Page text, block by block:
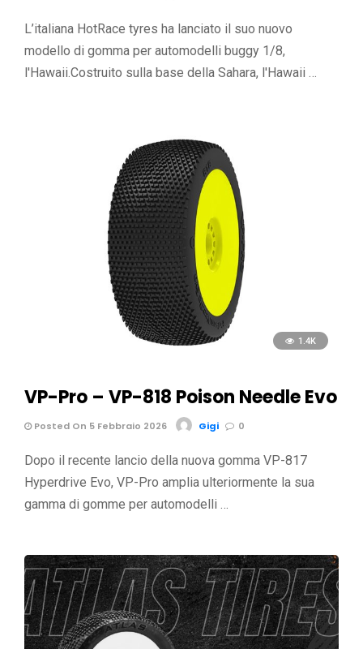
L’italiana HotRace tyres ha lanciato il suo nuovo
modello di gomma per automodelli buggy 1/8,
l'Hawaii.Costruito sulla base della Sahara, l'Hawaii …
1.4K
VP-Pro – VP-818 Poison Needle Evo
Posted On 5 Febbraio 2026 Gigi 0
Dopo il recente lancio della nuova gomma VP-817
Hyperdrive Evo, VP-Pro amplia ulteriormente la sua
gamma di gomme per automodelli …